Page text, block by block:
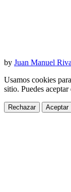
by Juan Manuel
Usamos cookies
sitio. Puedes
Rechazar Aceptar